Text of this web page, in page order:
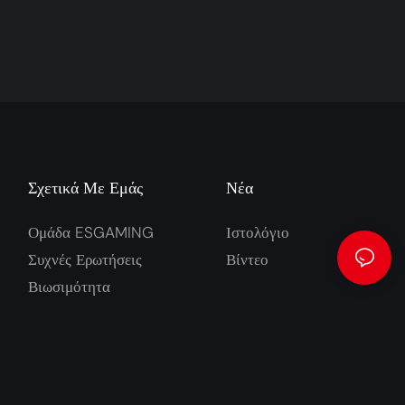
Σχετικά Με Εμάς
Ομάδα ESGAMING
Συχνές Ερωτήσεις
Βιωσιμότητα
Νέα
Ιστολόγιο
Βίντεο